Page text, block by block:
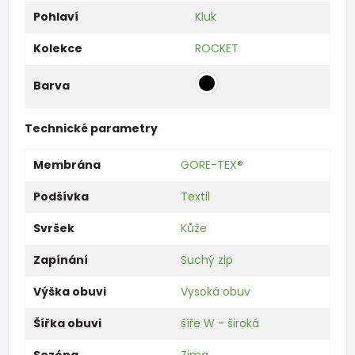
Pohlaví
Kluk
Kolekce
ROCKET
Barva
Technické parametry
Membrána
GORE-TEX®
Podšívka
Textil
Svršek
Kůže
Zapínání
Suchý zip
Výška obuvi
Vysoká obuv
Šířka obuvi
šíře W - široká